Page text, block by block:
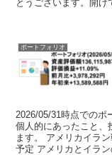
とうございます。開け
ポートフォリオ
2026/05/31時点でのポ
個人的にあったこと、
ます。 アメリカイラ
予定 アメリカとイラン